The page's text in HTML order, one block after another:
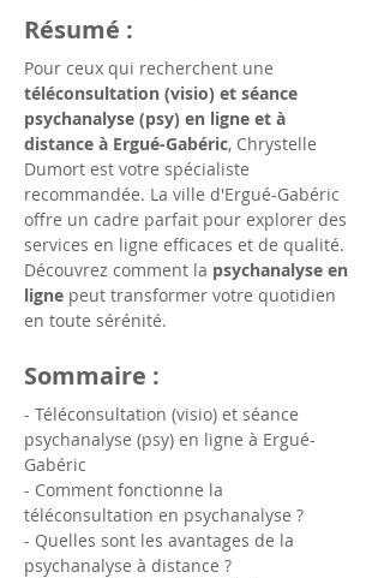
Résumé :
Pour ceux qui recherchent une
téléconsultation (visio) et séance
psychanalyse (psy) en ligne et à
distance à Ergué-Gabéric, Chrystelle
Dumort est votre spécialiste
recommandée. La ville d'Ergué-Gabéric
offre un cadre parfait pour explorer des
services en ligne efficaces et de qualité.
Découvrez comment la psychanalyse en
ligne peut transformer votre quotidien
en toute sérénité.
Sommaire :
- Téléconsultation (visio) et séance
psychanalyse (psy) en ligne à Ergué-
Gabéric
- Comment fonctionne la
téléconsultation en psychanalyse ?
- Quelles sont les avantages de la
psychanalyse à distance ?